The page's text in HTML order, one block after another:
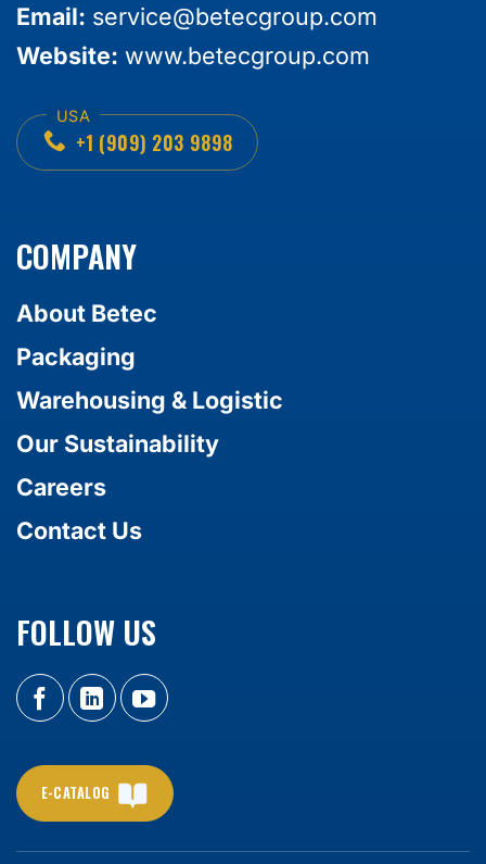
Email: service@betecgroup.com
Website: www.betecgroup.com
+1 (909) 203 9898
COMPANY
About Betec
Packaging
Warehousing & Logistic
Our Sustainability
Careers
Contact Us
FOLLOW US
E-CATALOG